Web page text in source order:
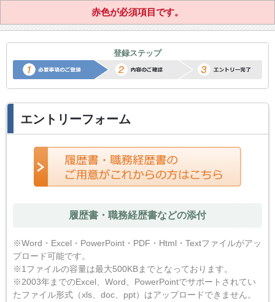
正社員転職サポートエントリー
登録ステップ
エントリーフォーム
履歴書・職務経歴書などの添付
※Word・Excel・PowerPoint・PDF・Html・Textファイルがアッ
プロード可能です。
※1ファイルの容量は最大500KBまでとなっております。
※2003年までのExcel、Word、PowerPointでサポートされてい
たファイル形式（xls、doc、ppt）はアップロードできません。
赤色が必須項目です。